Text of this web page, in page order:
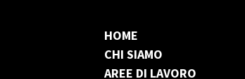
HOME
CHI SIAMO
AREE DI LAVORO